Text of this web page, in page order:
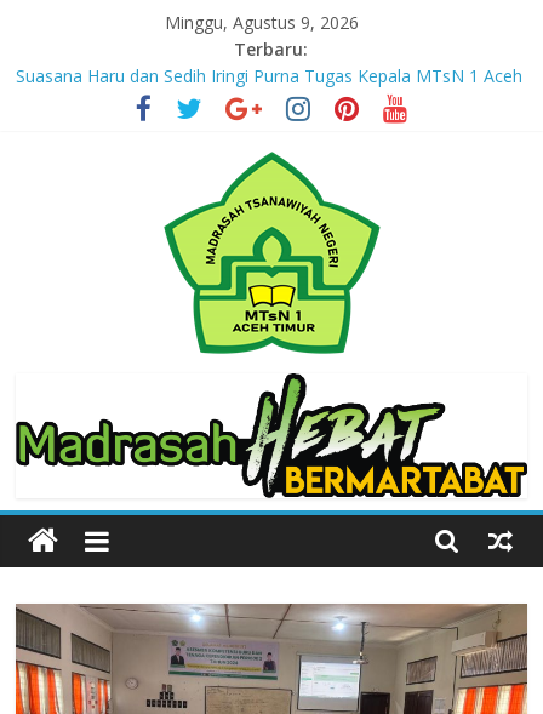
content
Minggu, Agustus 9, 2026
Terbaru:
Suasana Haru dan Sedih Iringi Purna Tugas Kepala MTsN 1 Aceh
Masuki Tahun Ketiga, MTsN 1 Aceh Timur Perkuat Kapasitas
Guru untuk Hadirkan Inovasi Kelas Digital
Jejak yang Tertinggal – Part III
Jejak yang Tertinggal – Part II
Jejak yang Tertinggal – Part I
1
Aceh
Timur
Simpang
Ulim,
Aceh